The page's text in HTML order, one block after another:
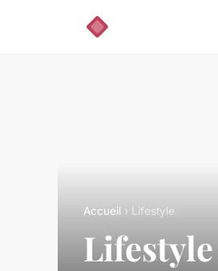
Accueil › Lifestyle
Lifestyle